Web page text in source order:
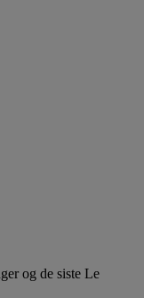
og de siste Le